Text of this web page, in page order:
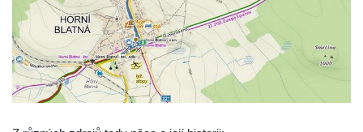
Rozhledna Funpark na Šibeníku v Mostě
Rozhledna Na Horách u Hrobců – Rohatců
Rozhledna Radejčín
Kratochvílova rozhledna v Roudnici nad